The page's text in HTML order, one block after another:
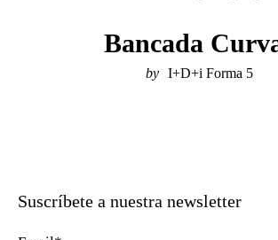
Bancada
I+D+i Forma 5
Suscríbete a nuestra newsletter